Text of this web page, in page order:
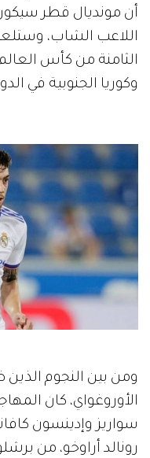
أن مونديال قطر
اللاعب الشاب،
الثامنة من كأس
وكوريا الجنوبية في
ومن بين النجوم
الأوروغواي، كان
سواريز وإدينسون
رونالد أراوخو، من